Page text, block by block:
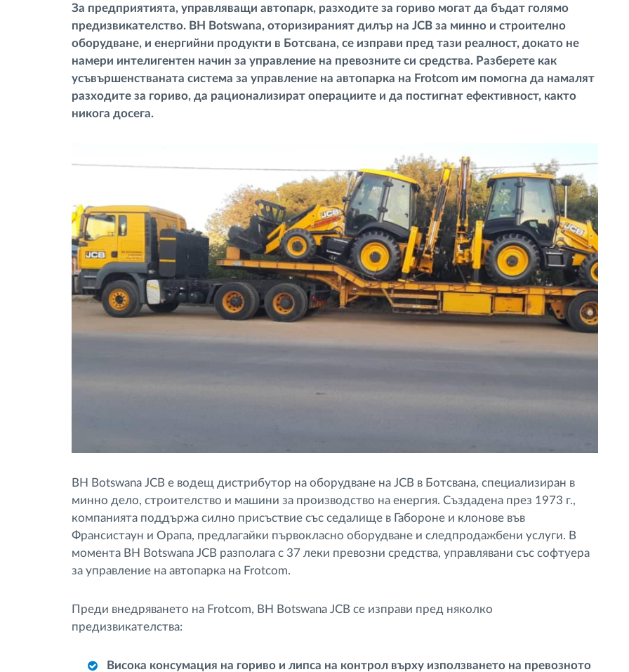
тахограф
Управление на горивото
Автоматична идентификация на
шофьора
Разберете за всички
функционалности
За предприятията, управляващи автопарк, разходите за гориво могат да бъдат голямо
предизвикателство. BH Botswana, оторизираният дилър на JCB за минно и строително
оборудване, и енергийни продукти в Ботсвана, се изправи пред тази реалност, докато не
намери интелигентен начин за управление на превозните си средства. Разберете как
усъвършенстваната система за управление на автопарка на Frotcom им помогна да намалят
разходите за гориво, да рационализират операциите и да постигнат ефективност, както
никога досега.
BH Botswana JCB е водещ дистрибутор на оборудване на JCB в Ботсвана, специализиран в
минно дело, строителство и машини за производство на енергия. Създадена през 1973 г.,
компанията поддържа силно присъствие със седалище в Габороне и клонове във
Франсистаун и Орапа, предлагайки първокласно оборудване и следпродажбени услуги. В
момента BH Botswana JCB разполага с 37 леки превозни средства, управлявани със софтуера
за управление на автопарка на Frotcom.
Преди внедряването на Frotcom, BH Botswana JCB се изправи пред няколко
предизвикателства:
Висока консумация на гориво и липса на контрол върху използването на превозното